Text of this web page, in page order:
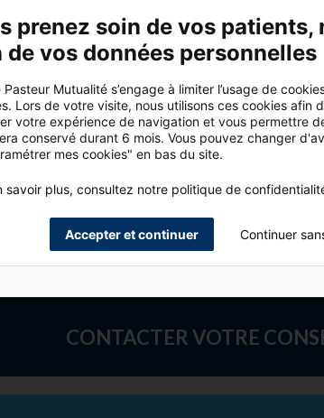
de Groupe Pasteur
en savoir plus ? Faites un devis en ligne ou contactez
CONTACTER VOTRE
prenez soin de vos patients,
de vos données personnelles
Pasteur Mutualité s’engage à limiter l’usage de
Lors de votre visite, nous utilisons ces cookies afin
votre expérience de navigation et vous permettre
conservé durant 6 mois. Vous pouvez changer
mes cookies" en bas du site.
savoir plus, consultez notre politique de
Accepter et continuer Continuer